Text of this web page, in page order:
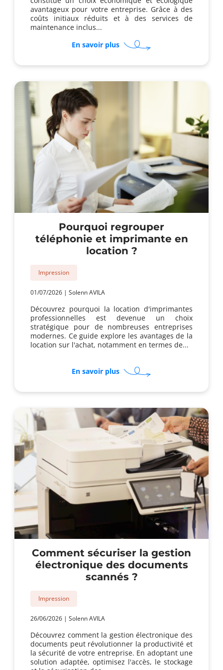
avantageux pour votre entreprise. Grâce à des
coûts initiaux réduits et à des services de
maintenance inclus...
En savoir plussur
Pourquoi
un
Pourquoi regrouper
téléphonie et imprimante en
location ?
Impression
01/07/2026 | Solenn AVILA
Découvrez pourquoi la location d'imprimantes
professionnelles est devenue un choix
stratégique pour de nombreuses entreprises
modernes. Ce guide explore les avantages de la
location sur l'achat, notamment en termes de...
En savoir plussur
Pourquoi
et
imprimante
en
location
Comment sécuriser la gestion
électronique des documents
scannés ?
Impression
26/06/2026 | Solenn AVILA
Découvrez comment la gestion électronique des
documents peut révolutionner la productivité et
la sécurité de votre entreprise. En adoptant une
solution adaptée, optimisez l'accès, le stockage